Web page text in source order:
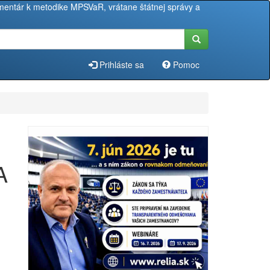
k metodike MPSVaR, vrátane štátnej správy a
Prihláste sa Pomoc